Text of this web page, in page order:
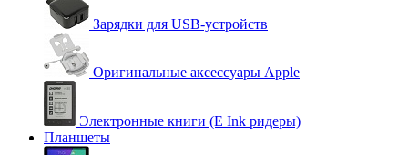
Зарядки для USB-устройств
Оригинальные аксессуары Apple
Электронные книги (E Ink ридеры)
Планшеты